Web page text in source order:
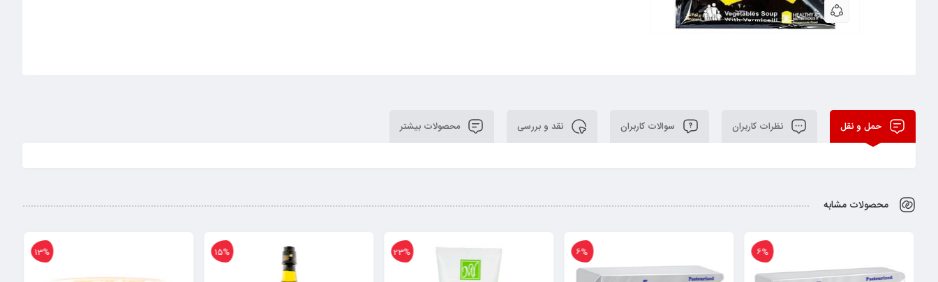
حمل و نقل نظرات کاربران سوالات کاربران نقد و بررسی محصولات بیشتر
محصولات مشابه
23%